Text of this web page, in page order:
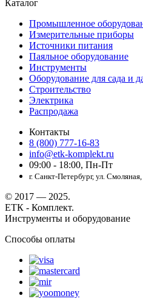
Каталог
Промышленное
Измерительные приборы
Источники питания
Паяльное оборудование
Инструменты
Оборудование для сада и
Строительство
Электрика
Распродажа
Контакты
8 (800) 777-16-83
info@etk-komplekt.ru
09:00 - 18:00, Пн-Пт
г. Санкт-Петербург, ул.
© 2017 — 2025.
ЕТК - Комплект.
Инструменты и оборудование
Способы оплаты